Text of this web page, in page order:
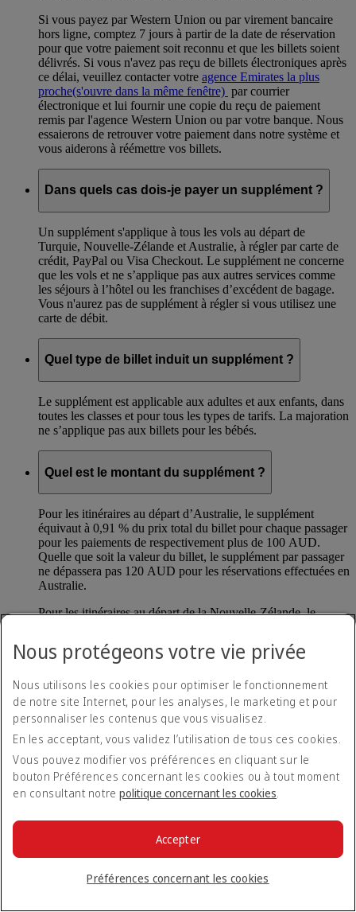
Si vous payez par Western Union ou par virement bancaire
hors ligne, comptez 7 jours à partir de la date de réservation
pour que votre paiement soit reconnu et que les billets soient
délivrés. Si vous n'avez pas reçu de billets électroniques après
ce délai, veuillez contacter votre agence Emirates la plus
proche(s'ouvre dans la même fenêtre) par courrier
électronique et lui fournir une copie du reçu de paiement
remis par l'agence Western Union ou par votre banque. Nous
essaierons de retrouver votre paiement dans notre système et
vous aiderons à réémettre vos billets.
Dans quels cas dois-je payer un supplément ?
Un supplément s'applique à tous les vols au départ de
Turquie, Nouvelle-Zélande et Australie, à régler par carte de
crédit, PayPal ou Visa Checkout. Le supplément ne concerne
que les vols et ne s’applique pas aux autres services comme
les séjours à l’hôtel ou les franchises d’excédent de bagage.
Vous n'aurez pas de supplément à régler si vous utilisez une
carte de débit.
Quel type de billet induit un supplément ?
Le supplément est applicable aux adultes et aux enfants, dans
toutes les classes et pour tous les types de tarifs. La majoration
ne s’applique pas aux billets pour les bébés.
Quel est le montant du supplément ?
Pour les itinéraires au départ d’Australie, le supplément
équivaut à 0,91 % du prix total du billet pour chaque passager
pour les paiements de respectivement plus de 100 AUD.
Quelle que soit la valeur du billet, le supplément par passager
ne dépassera pas 120 AUD pour les réservations effectuées en
Australie.
Pour les itinéraires au départ de la Nouvelle-Zélande, le
chaque passager pour les paiements de respectivement plus de
100 NZD. Quelle que soit la valeur du billet, le supplément
effectuées en Nouvelle-Zélande.
Pour les itinéraires au départ de Turquie, le supplément s'élève
à 5 USD pour tout paiement de plus de 200 USD.
Mon supplément sera-t-il remboursé si je n'utilise
pas mon billet ?
Le supplément est entièrement remboursable tant qu’aucune
partie du billet n’a été utilisée pour voyager.
Qu’est-ce qu’Emirates Pay ?
Nous protégeons votre vie privée
Nous utilisons les cookies pour optimiser le fonctionnement
de notre site Internet, pour les analyses, le marketing et pour
personnaliser les contenus que vous visualisez.
En les acceptant, vous validez l’utilisation de tous ces cookies.
Vous pouvez modifier vos préférences en cliquant sur le
bouton Préférences concernant les cookies ou à tout moment
en consultant notrepolitique concernant les cookies.
Préférences concernant les cookies
Accepter